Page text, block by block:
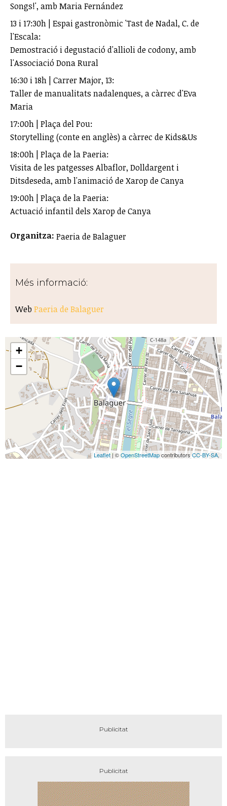
Songs!', amb Maria Fernández
13 i 17:30h | Espai gastronòmic 'Tast de Nadal, C. de
l'Escala:
Demostració i degustació d'allioli de codony, amb
l'Associació Dona Rural
16:30 i 18h | Carrer Major, 13:
Taller de manualitats nadalenques, a càrrec d'Eva
Maria
17:00h | Plaça del Pou:
Storytelling (conte en anglès) a càrrec de Kids&Us
18:00h | Plaça de la Paeria:
Visita de les patgesses Albaflor, Dolldargent i
Ditsdeseda, amb l'animació de Xarop de Canya
19:00h | Plaça de la Paeria:
Actuació infantil dels Xarop de Canya
Organitza: Paeria de Balaguer
Més informació:
Web Paeria de Balaguer
+
−
Leaflet | ©OpenStreetMapcontributorsCC-BY-SA,